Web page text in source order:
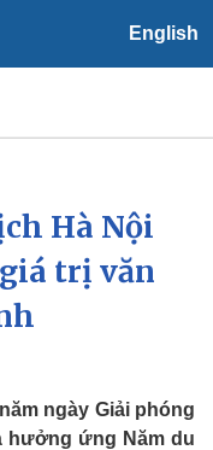
English
thời tiết
dục
Hà Nội
trị văn
ngày Giải phóng
hưởng ứng Năm du